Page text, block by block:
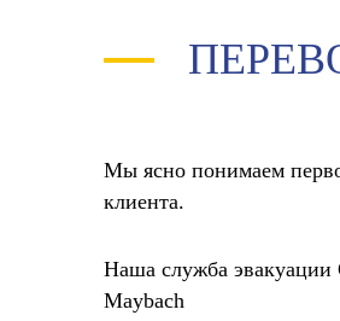
Мы ясно понимаем
клиента.
Наша служба эвакуации
Maybach